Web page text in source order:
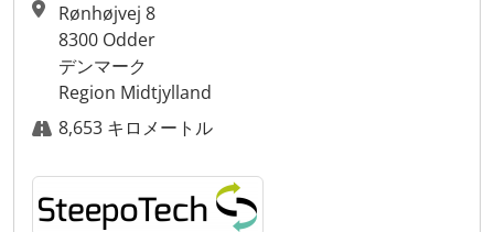
Rønhøjvej 8
8300 Odder
デンマーク
Region Midtjylland
8,653 キロメートル